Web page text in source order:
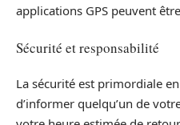
applications GPS peuvent
Sécurité et responsabilité
La sécurité est primordiale
d’informer quelqu’un de